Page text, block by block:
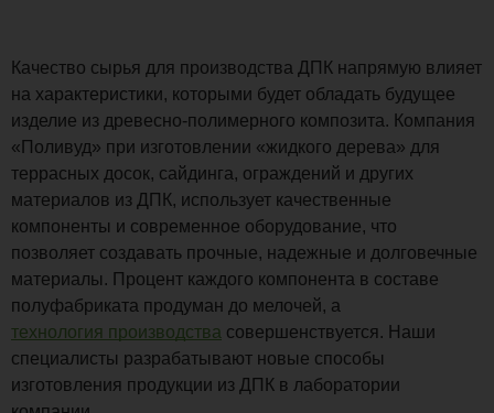
Качество сырья для производства ДПК напрямую влияет
на характеристики, которыми будет обладать будущее
изделие из древесно-полимерного композита. Компания
«Поливуд» при изготовлении «жидкого дерева» для
террасных досок, сайдинга, ограждений и других
материалов из ДПК, использует качественные
компоненты и современное оборудование, что
позволяет создавать прочные, надежные и долговечные
материалы. Процент каждого компонента в составе
полуфабриката продуман до мелочей, а
технология производства совершенствуется. Наши
специалисты разрабатывают новые способы
изготовления продукции из ДПК в лаборатории